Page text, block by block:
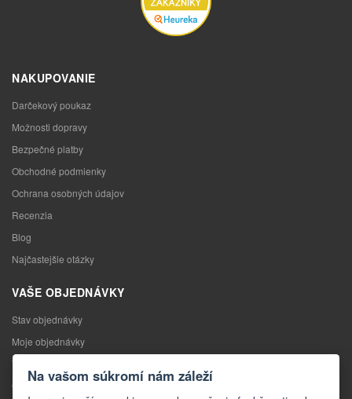
NAKUPOVANIE
Darčekový poukaz
Možnosti dopravy
Bezpečné platby
Obchodné podmienky
Ochrana osobných údajov
Recenzia
Blog
Najčastejšie otázky
VAŠE OBJEDNÁVKY
Stav objednávky
Moje objednávky
Výmena tovaru
Odstúpenie od kúpnej zmluvy
Na vašom súkromí nám záleží